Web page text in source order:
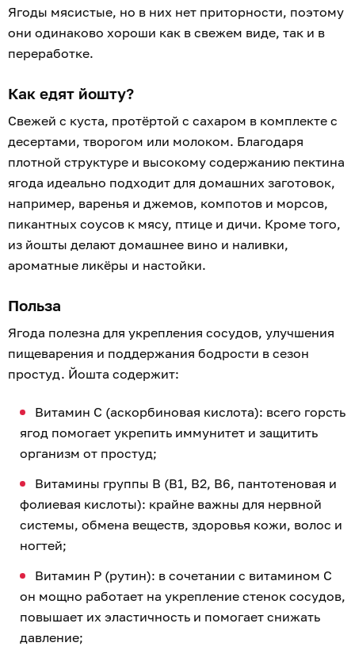
Ягоды мясистые, но в них нет приторности, поэтому
они одинаково хороши как в свежем виде, так и в
переработке.
Как едят йошту?
Свежей с куста, протёртой с сахаром в комплекте с
десертами, творогом или молоком. Благодаря
плотной структуре и высокому содержанию пектина
ягода идеально подходит для домашних заготовок,
например, варенья и джемов, компотов и морсов,
пикантных соусов к мясу, птице и дичи. Кроме того,
из йошты делают домашнее вино и наливки,
ароматные ликёры и настойки.
Польза
Ягода полезна для укрепления сосудов, улучшения
пищеварения и поддержания бодрости в сезон
простуд. Йошта содержит:
Витамин C (аскорбиновая кислота): всего горсть
ягод помогает укрепить иммунитет и защитить
организм от простуд;
Витамины группы B (B1, B2, B6, пантотеновая и
фолиевая кислоты): крайне важны для нервной
системы, обмена веществ, здоровья кожи, волос и
ногтей;
Витамин P (рутин): в сочетании с витамином C
он мощно работает на укрепление стенок сосудов,
повышает их эластичность и помогает снижать
давление;